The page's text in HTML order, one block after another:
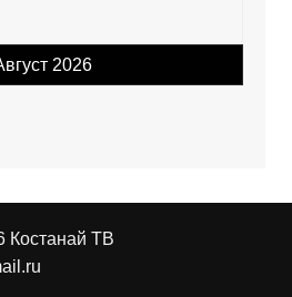
2026
Костанай ТВ